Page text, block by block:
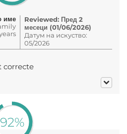
име
Reviewed: Пред 2
месеци (01/06/2026)
Датум на искуство:
05/2026
correcte
92%